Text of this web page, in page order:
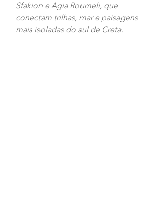
Sfakion e Agia Roumeli, que
conectam trilhas, mar e paisagens
mais isoladas do sul de Creta.